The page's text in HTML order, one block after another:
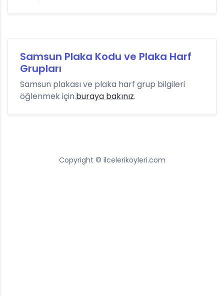
Samsun Plaka Kodu ve Plaka Harf
Grupları
Samsun plakası ve plaka harf grup bilgileri
öğlenmek için.buraya bakınız.
Copyright © ilcelerikoyleri.com